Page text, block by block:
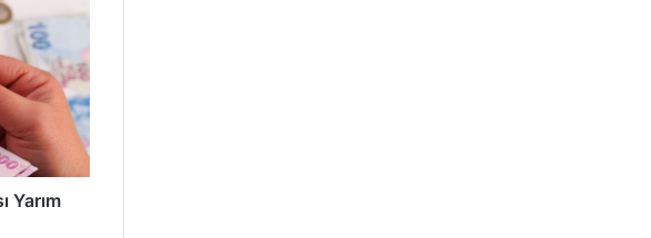
Yarım